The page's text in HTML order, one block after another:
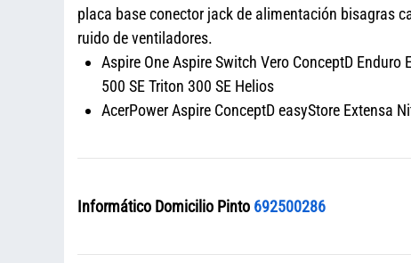
placa base conector jack de alimentación bisagras
ruido de ventiladores.
Aspire One Aspire Switch Vero ConceptD
500 SE Triton 300 SE Helios
AcerPower Aspire ConceptD easyStore Extensa
Informático Domicilio Pinto 692500286